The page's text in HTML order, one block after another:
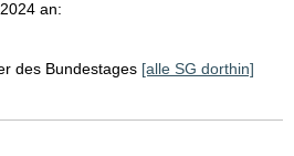
an:
des Bundestages [alle SG dorthin]